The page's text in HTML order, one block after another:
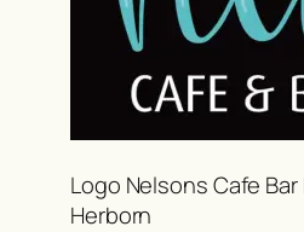
Logo Nelsons Cafe
Herborn